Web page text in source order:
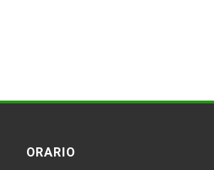
ORARIO